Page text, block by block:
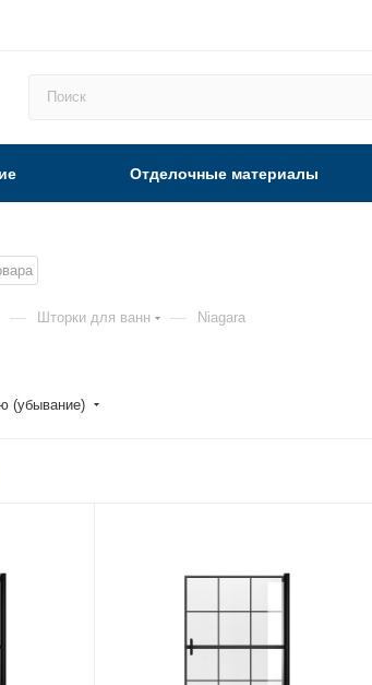
Отделочные материалы
— Шторки для ванн — Niagara
(убывание)